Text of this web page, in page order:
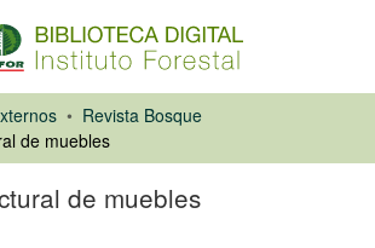
Revista Bosque
de muebles
de muebles